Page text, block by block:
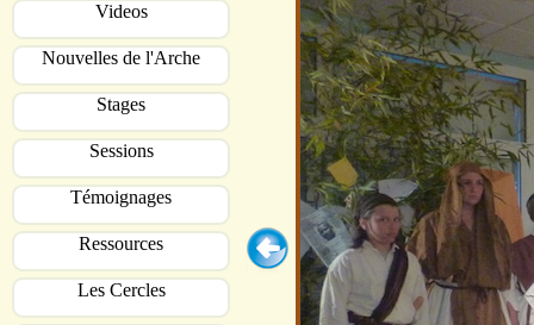
Videos
Nouvelles de l'Arche
Stages
Sessions
Témoignages
Ressources
Les Cercles